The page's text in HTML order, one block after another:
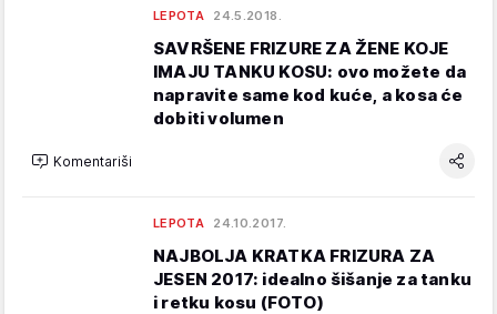
LEPOTA 24.5.2018.
SAVRŠENE FRIZURE ZA ŽENE KOJE
IMAJU TANKU KOSU: ovo možete da
napravite same kod kuće, a kosa će
dobiti volumen
Komentariši
LEPOTA 24.10.2017.
NAJBOLJA KRATKA FRIZURA ZA
JESEN 2017: idealno šišanje za tanku
i retku kosu (FOTO)